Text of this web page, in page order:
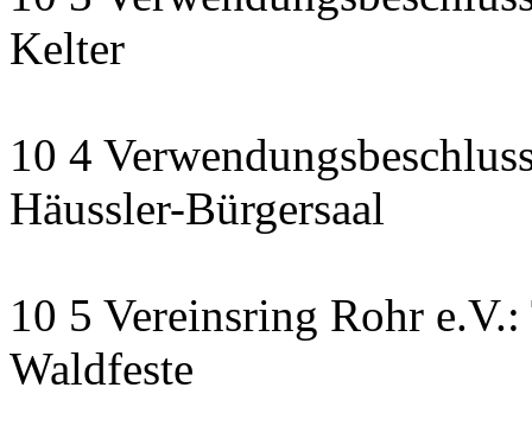
Kelter
10 4
Häussler-Bürgersaal
10 5 Vereinsring Rohr
Waldfeste